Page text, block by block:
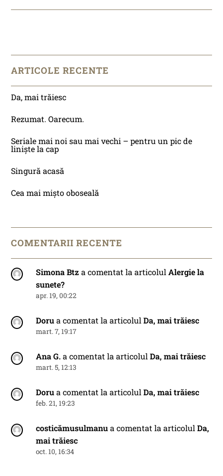
ARTICOLE RECENTE
Da, mai trăiesc
Rezumat. Oarecum.
Seriale mai noi sau mai vechi – pentru un pic de
liniște la cap
Singură acasă
Cea mai mișto oboseală
COMENTARII RECENTE
Simona Btz a comentat la articolulAlergie la
sunete?
apr. 19, 00:22
Dorua comentat la articolulDa, mai trăiesc
mart. 7, 19:17
Ana G.a comentat la articolulDa, mai trăiesc
mart. 5, 12:13
Dorua comentat la articolulDa, mai trăiesc
feb. 21, 19:23
costicămusulmanua comentat la articolulDa,
mai trăiesc
oct. 10, 16:34